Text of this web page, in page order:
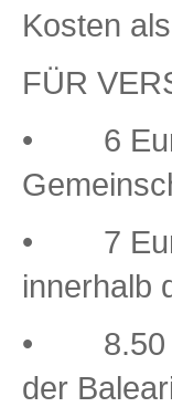
Kosten
FÜR
• 6 Euro
• 7 Euro
innerhalb
• 8.50
der